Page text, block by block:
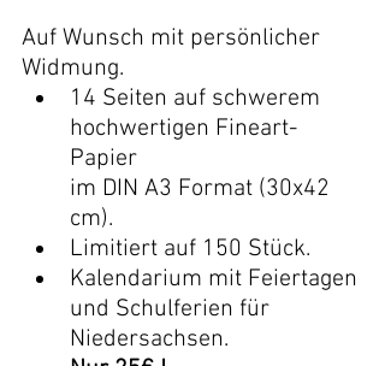
Auf Wunsch mit persönlicher
Widmung.
14 Seiten auf schwerem
hochwertigen Fineart-
Papier
im DIN A3 Format (30x42
cm).
Limitiert auf 150 Stück.
Kalendarium mit Feiertagen
und Schulferien für
Niedersachsen.